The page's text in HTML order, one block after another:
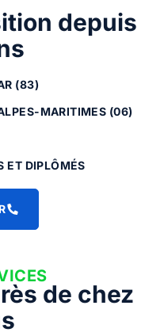
depuis
(83)
MARITIMES (06)
ET DIPLÔMÉS
de chez